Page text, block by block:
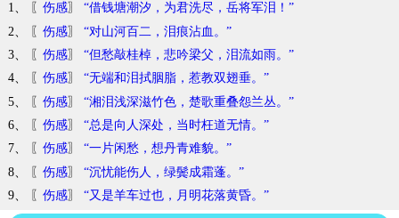
1、 〖 伤感〗 “借钱塘潮汐，为君洗尽，岳将军泪！”
2、 〖 伤感〗 “对山河百二，泪痕沾血。”
3、 〖 伤感〗 “但愁敲桂棹，悲吟梁父，泪流如雨。”
4、 〖 伤感〗 “无端和泪拭胭脂，惹教双翅垂。”
5、 〖 伤感〗 “湘泪浅深滋竹色，楚歌重叠怨兰丛。”
6、 〖 伤感〗 “总是向人深处，当时枉道无情。”
7、 〖 伤感〗 “一片闲愁，想丹青难貌。”
8、 〖 伤感〗 “沉忧能伤人，绿鬓成霜蓬。”
9、 〖 伤感〗 “又是羊车过也，月明花落黄昏。”